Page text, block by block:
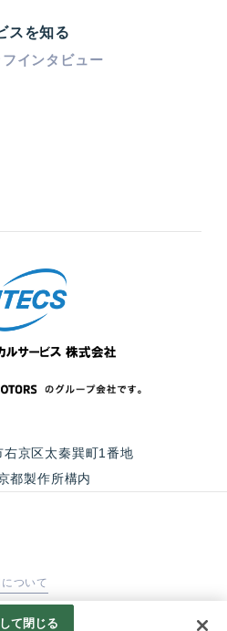
京区太秦巽町1番地
都製作所構内
スを知る
フインタビュー
ついて
て閉じる